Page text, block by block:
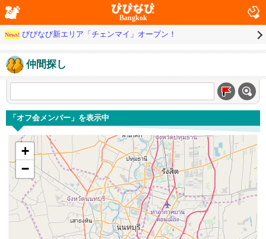
Bangkok
News! びびなび新エリア「チェンマイ」オープン！
仲間探し
「オフ会メンバー」を表示中
+
−